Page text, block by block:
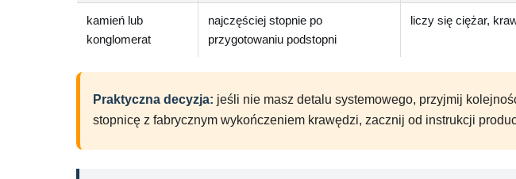
kamień lub
konglomerat
najczęściej stopnie po
przygotowaniu podstopni
liczy się ciężar,
Praktyczna decyzja: jeśli nie masz detalu systemowego, przyjmij
stopnicę z fabrycznym wykończeniem krawędzi, zacznij od instrukcji